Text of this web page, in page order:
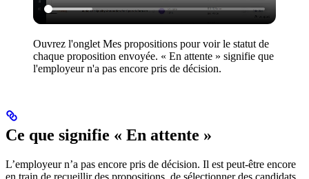
Ouvrez l'onglet Mes propositions pour voir le statut de
chaque proposition envoyée. « En attente » signifie que
l'employeur n'a pas encore pris de décision.
Ce que signifie « En attente »
L’employeur n’a pas encore pris de décision. Il est peut-être encore